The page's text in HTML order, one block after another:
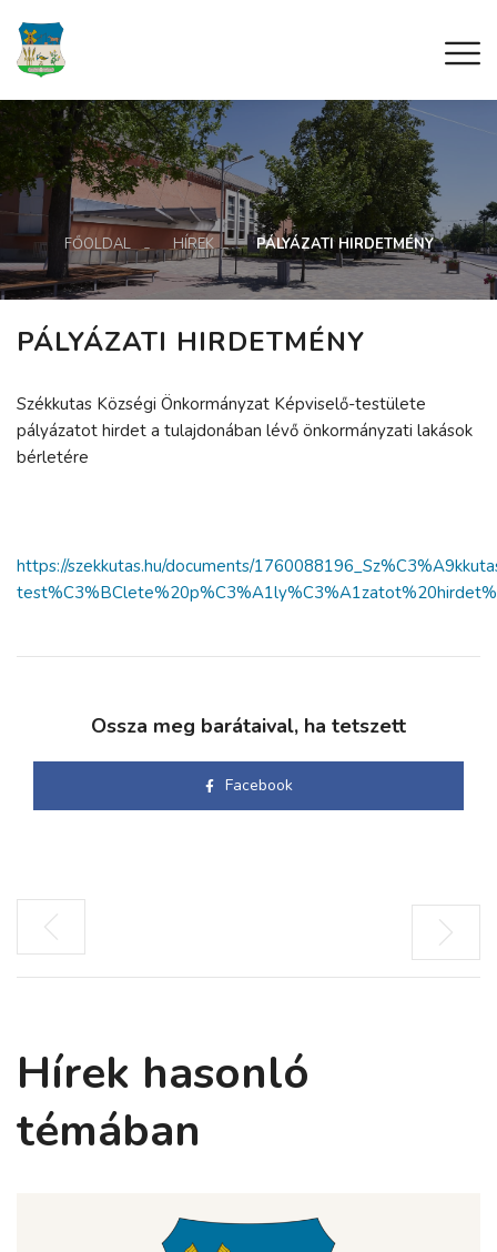
FŐOLDAL HÍREK PÁLYÁZATI HIRDETMÉNY
PÁLYÁZATI HIRDETMÉNY
Székkutas Községi Önkormányzat Képviselő-testülete
pályázatot hirdet a tulajdonában lévő önkormányzati lakások
bérletére
https://szekkutas.hu/documents/
Ossza meg barátaival, ha tetszett
Facebook
Hírek hasonló
témában